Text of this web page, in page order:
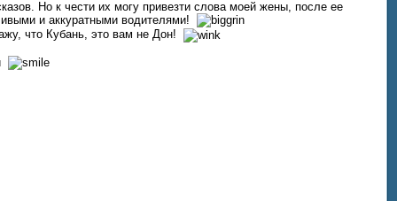
Но к чести их могу привезти слова моей жены, после ее
и аккуратными водителями!
что Кубань, это вам не Дон!